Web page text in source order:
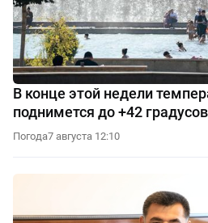
В конце этой недели
поднимется до +42 градусов
Погода7 августа 12:10